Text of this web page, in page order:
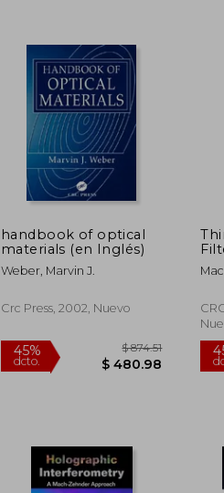
dcto. $ 275.93
handbook of optical
materials (en Inglés)
Weber, Marvin J.
Crc Press, 2002, Nuevo